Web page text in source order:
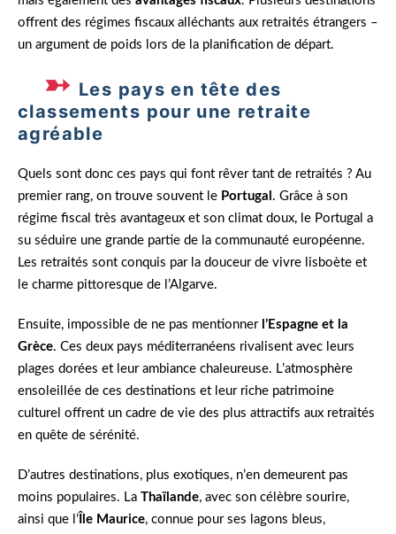
offrent des régimes fiscaux alléchants aux retraités étrangers –
un argument de poids lors de la planification de départ.
Les pays en tête des
classements pour une retraite
agréable
Quels sont donc ces pays qui font rêver tant de retraités ? Au
premier rang, on trouve souvent le Portugal . Grâce à son
régime fiscal très avantageux et son climat doux, le Portugal a
su séduire une grande partie de la communauté européenne.
Les retraités sont conquis par la douceur de vivre lisboète et
le charme pittoresque de l’Algarve.
Ensuite, impossible de ne pas mentionner l’Espagne et la
Grèce. Ces deux pays méditerranéens rivalisent avec leurs
plages dorées et leur ambiance chaleureuse. L’atmosphère
ensoleillée de ces destinations et leur riche patrimoine
culturel offrent un cadre de vie des plus attractifs aux retraités
en quête de sérénité.
D’autres destinations, plus exotiques, n’en demeurent pas
moins populaires. La Thaïlande, avec son célèbre sourire,
ainsi que l’ Île Maurice, connue pour ses lagons bleus,